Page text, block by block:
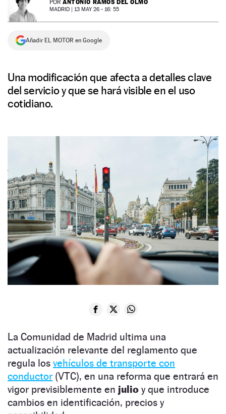
NEWSLETTER
SÍGUENOS
POR ANTONIO RAMOS DEL OLMO
MADRID | 13 MAY 26 - 16: 55
Añadir EL MOTOR en Google
Una modificación que afecta a detalles clave
del servicio y que se hará visible en el uso
cotidiano.
La Comunidad de Madrid ultima una
actualización relevante del reglamento que
regula los vehículos de transporte con
conductor (VTC), en una reforma que entrará en
vigor previsiblemente en julio y que introduce
cambios en identificación, precios y